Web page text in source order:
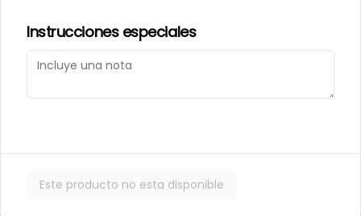
Caja de galletas de
Cajita Lenguita de
Instrucciones especiales
Este producto no esta disponible